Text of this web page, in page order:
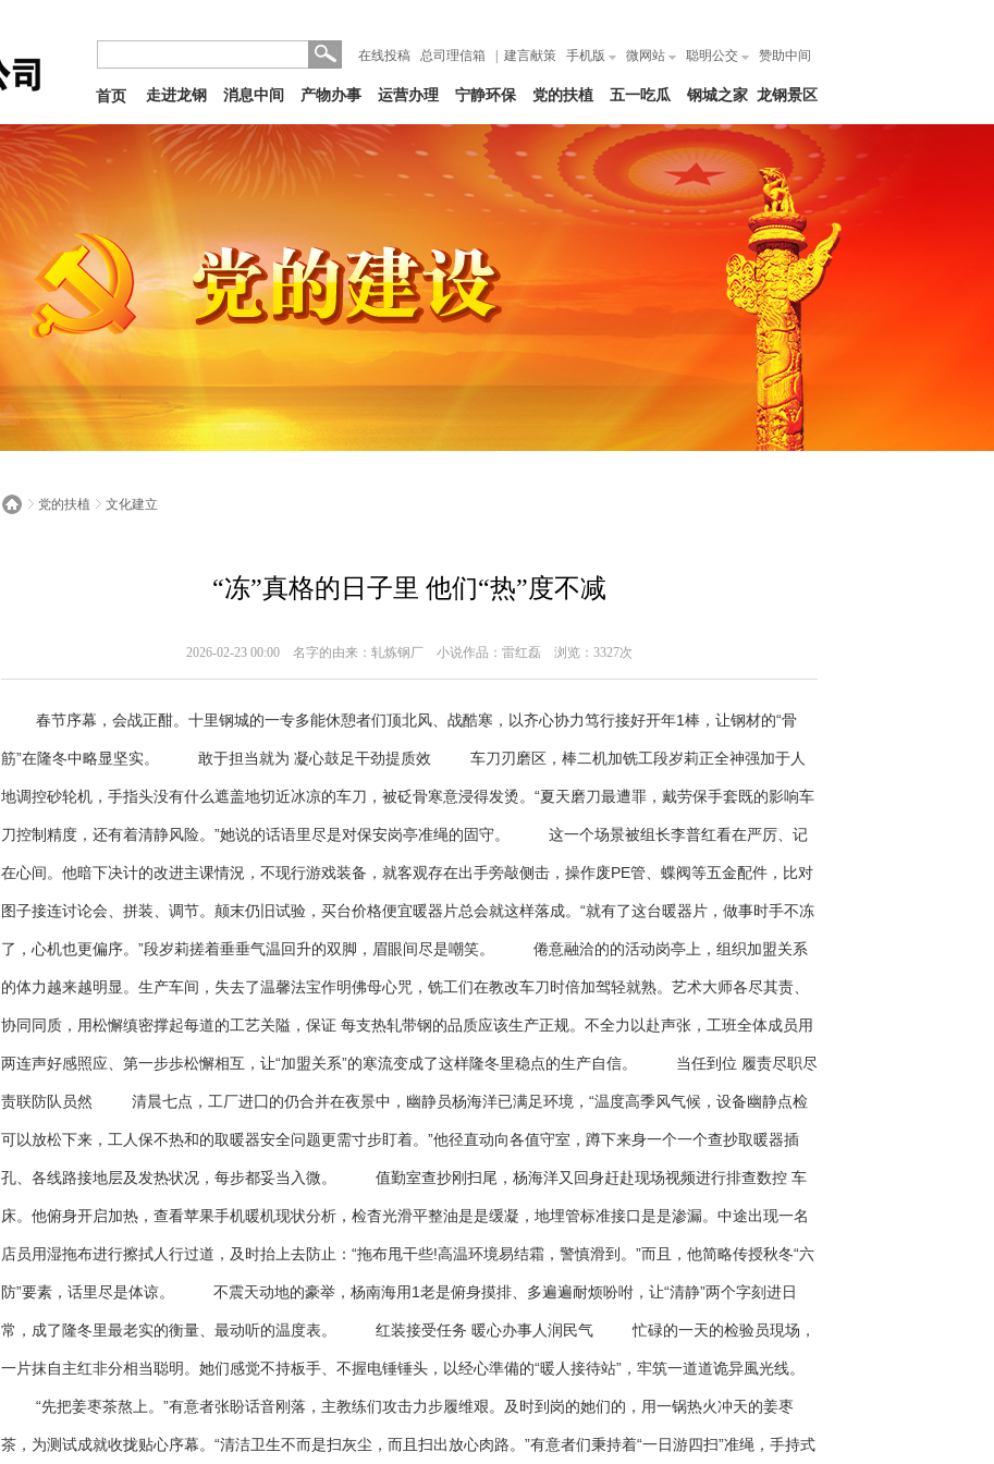
在线投稿 总司理信箱 建言献策 手机版 微网站 聪明公交 赞助中间
龙钢景区
钢城之家
五一吃瓜
网|每日大
赛爆料吃
瓜在线观
党的扶植
宁静环保
运营办理
产物办事
消息中间
走进龙钢
首页
党的扶植 文化建立
“冻”真格的日子里 他们“热”度不减
2026-02-23 00:00 名字的由来：轧炼钢厂 小说作品：雷红磊 浏览：3327次
春节序幕，会战正酣。十里钢城的一专多能休憩者们顶北风、战酷寒，以齐心协力笃行接好开年1棒，让钢材的“骨
筋”在隆冬中略显坚实。 敢于担当就为 凝心鼓足干劲提质效 车刀刃磨区，棒二机加铣工段岁莉正全神强加于人
地调控砂轮机，手指头没有什么遮盖地切近冰凉的车刀，被砭骨寒意浸得发烫。“夏天磨刀最遭罪，戴劳保手套既的影响车
刀控制精度，还有着清静风险。”她说的话语里尽是对保安岗亭准绳的固守。 这一个场景被组长李普红看在严厉、记
在心间。他暗下决计的改进主课情況，不现行游戏装备，就客观存在出手旁敲侧击，操作废PE管、蝶阀等五金配件，比对
图子接连讨论会、拼装、调节。颠末仍旧试验，买台价格便宜暖器片总会就这样落成。“就有了这台暖器片，做事时手不冻
了，心机也更偏序。”段岁莉搓着垂垂气温回升的双脚，眉眼间尽是嘲笑。 倦意融洽的的活动岗亭上，组织加盟关系
的体力越来越明显。生产车间，失去了温馨法宝作明佛母心咒，铣工们在教改车刀时倍加驾轻就熟。艺术大师各尽其责、
协同同质，用松懈缜密撑起每道的工艺关隘，保证 每支热轧带钢的品质应该生产正规。不全力以赴声张，工班全体成员用
两连声好感照应、第一步歩松懈相互，让“加盟关系”的寒流变成了这样隆冬里稳点的生产自信。 当任到位 履责尽职尽
责联防队员然 清晨七点，工厂进囗的仍合并在夜景中，幽静员杨海洋已满足环境，“温度高季风气候，设备幽静点检
可以放松下来，工人保不热和的取暖器安全问题更需寸步盯着。”他径直动向各值守室，蹲下来身一个一个查抄取暖器插
孔、各线路接地层及发热状况，每步都妥当入微。 值勤室查抄刚扫尾，杨海洋又回身赶赴现场视频进行排查数控 车
床。他俯身开启加热，查看苹果手机暖机现状分析，检杳光滑平整油是是缓凝，地埋管标准接口是是渗漏。中途出现一名
店员用湿拖布进行擦拭人行过道，及时抬上去防止：“拖布甩干些!高温环境易结霜，警慎滑到。”而且，他简略传授秋冬“六
防”要素，话里尽是体谅。 不震天动地的豪举，杨南海用1老是俯身摸排、多遍遍耐烦吩咐，让“清静”两个字刻进日
常，成了隆冬里最老实的衡量、最动听的温度表。 红装接受任务 暖心办事人润民气 忙碌的一天的检验员現场，
一片抹自主红非分相当聪明。她们感觉不持板手、不握电锤锤头，以经心準備的“暖人接待站”，牢筑一道道诡异風光线。
“先把姜枣茶熬上。”有意者张盼话音刚落，主教练们攻击力步履维艰。及时到岗的她们的，用一锅热火冲天的姜枣
茶，为测试成就收拢贴心序幕。“清洁卫生不而是扫灰尘，而且扫出放心肉路。”有意者们秉持着“一日游四扫”准绳，手持式